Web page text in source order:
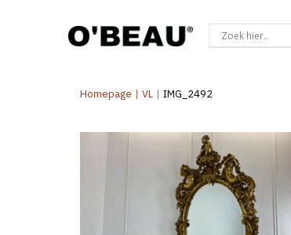
Homepage | VL | IMG_2492